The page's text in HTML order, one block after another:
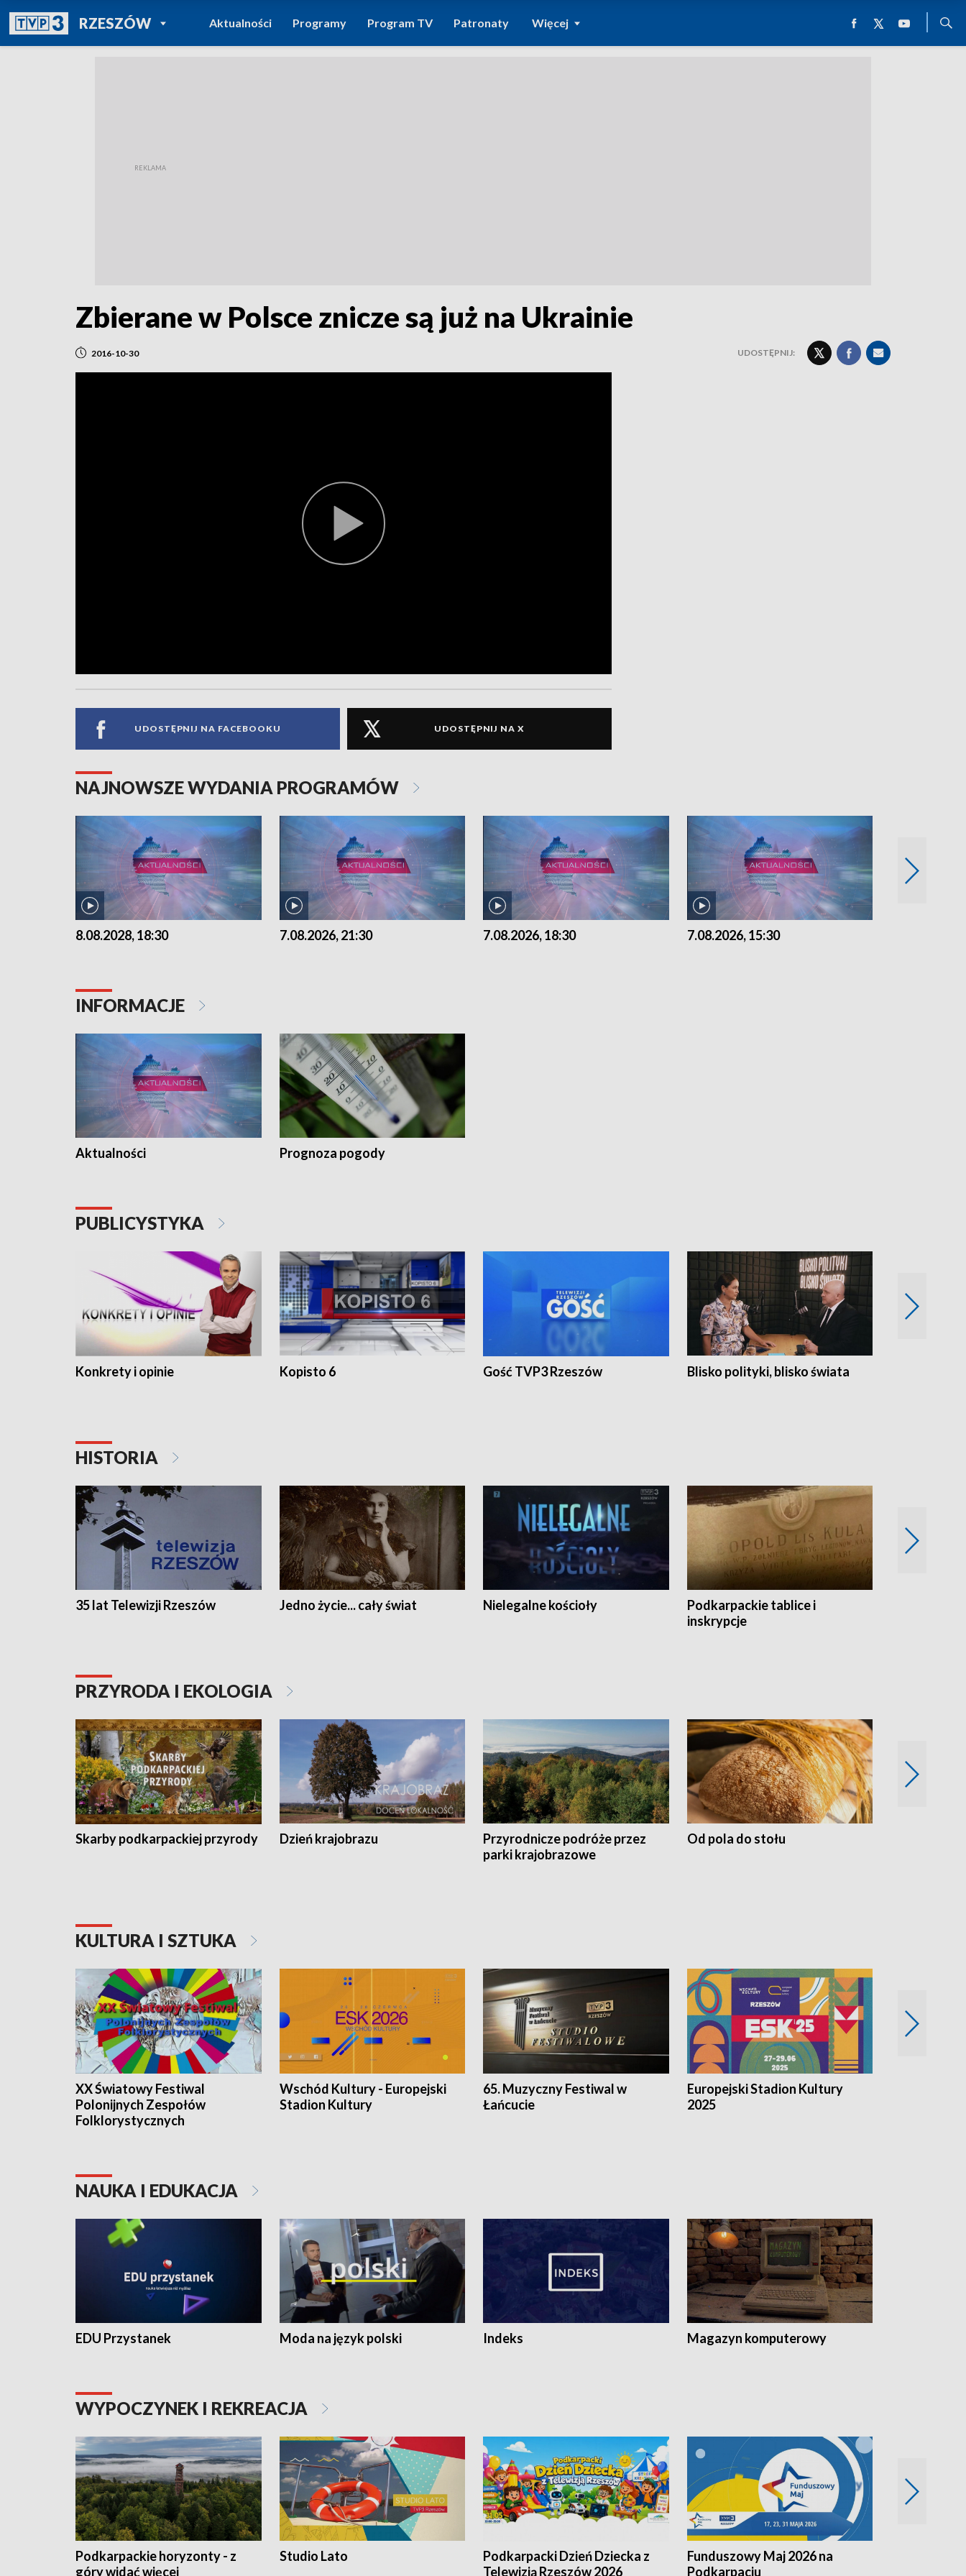
RZESZÓWPOWRÓT DO
TVP REGIONY
Aktualności Programy Program TV Patronaty Więcej
Zbierane w Polsce znicze są już na Ukrainie
2016-10-30 UDOSTĘPNIJ:
UDOSTĘPNIJ NA FACEBOOKU UDOSTĘPNIJ NA X
NAJNOWSZE WYDANIA PROGRAMÓW
8.08.2028, 18:30 7.08.2026, 21:30 7.08.2026, 18:30 7.08.2026, 15:30
INFORMACJE
Aktualności Prognoza pogody
PUBLICYSTYKA
Konkrety i opinie Kopisto 6 Gość TVP3 Rzeszów Blisko polityki, blisko świata
HISTORIA
35 lat Telewizji Rzeszów Jedno życie... cały świat Nielegalne kościoły
Podkarpackie tablice i
inskrypcje
PRZYRODA I EKOLOGIA
Skarby podkarpackiej przyrody Dzień krajobrazu
Przyrodnicze podróże przez
parki krajobrazowe
Od pola do stołu
KULTURA I SZTUKA
XX Światowy Festiwal
Polonijnych Zespołów
Folklorystycznych
Wschód Kultury - Europejski
Stadion Kultury
65. Muzyczny Festiwal w
Łańcucie
Europejski Stadion Kultury
2025
NAUKA I EDUKACJA
EDU Przystanek Moda na język polski Indeks Magazyn komputerowy
WYPOCZYNEK I REKREACJA
Podkarpackie horyzonty - z
góry widać więcej
Studio Lato
Podkarpacki Dzień Dziecka z
Telewizją Rzeszów 2026
Funduszowy Maj 2026 na
Podkarpaciu